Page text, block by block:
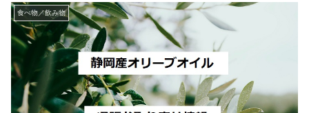
食べ物／飲み物